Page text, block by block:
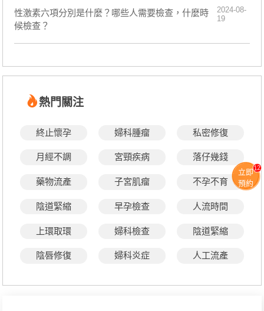
性激素六項分別是什麼？哪些人需要檢查，什麼時
候檢查？
2024-08-
19
熱門關注
終止懷孕 婦科腫瘤 私密修復
月經不調 宮頸疾病 落仔幾錢
藥物流產 子宮肌瘤 不孕不育
陰道緊縮 早孕檢查 人流時間
上環取環 婦科檢查 陰道緊縮
陰唇修復 婦科炎症 人工流產
立即
預約
12